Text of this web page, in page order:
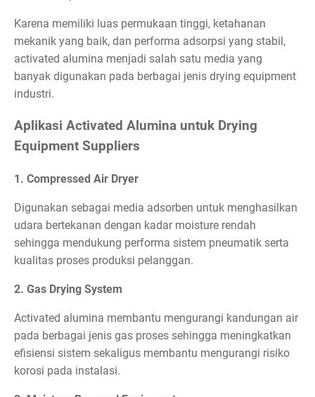
Karena memiliki luas permukaan tinggi, ketahanan
mekanik yang baik, dan performa adsorpsi yang stabil,
activated alumina menjadi salah satu media yang
banyak digunakan pada berbagai jenis drying equipment
industri.
Aplikasi Activated Alumina untuk Drying
Equipment Suppliers
1. Compressed Air Dryer
Digunakan sebagai media adsorben untuk menghasilkan
udara bertekanan dengan kadar moisture rendah
sehingga mendukung performa sistem pneumatik serta
kualitas proses produksi pelanggan.
2. Gas Drying System
Activated alumina membantu mengurangi kandungan air
pada berbagai jenis gas proses sehingga meningkatkan
efisiensi sistem sekaligus membantu mengurangi risiko
korosi pada instalasi.